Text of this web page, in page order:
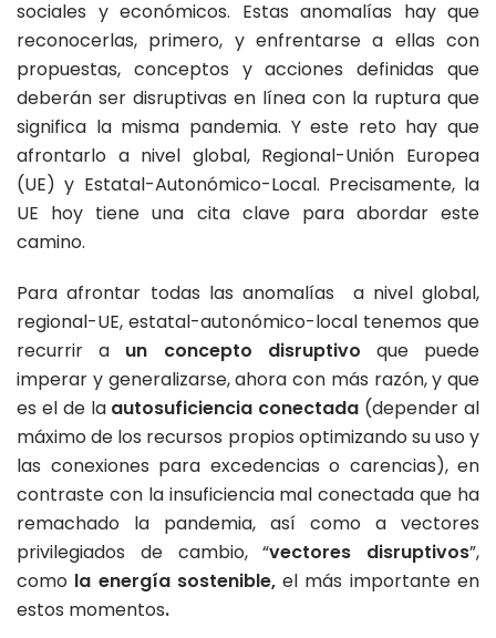
sociales y económicos. Estas anomalías hay que
reconocerlas, primero, y enfrentarse a ellas con
propuestas, conceptos y acciones definidas que
deberán ser disruptivas en línea con la ruptura que
significa la misma pandemia. Y este reto hay que
afrontarlo a nivel global, Regional-Unión Europea
(UE) y Estatal-Autonómico-Local. Precisamente, la
UE hoy tiene una cita clave para abordar este
camino.
Para afrontar todas las anomalías a nivel global,
regional-UE, estatal-autonómico-local tenemos que
recurrir a un concepto disruptivo que puede
imperar y generalizarse, ahora con más razón, y que
es el de la autosuficiencia conectada (depender al
máximo de los recursos propios optimizando su uso y
las conexiones para excedencias o carencias), en
contraste con la insuficiencia mal conectada que ha
remachado la pandemia, así como a vectores
privilegiados de cambio, “vectores disruptivos”,
como la energía sostenible,el más importante en
estos momentos.